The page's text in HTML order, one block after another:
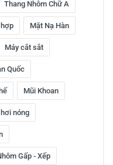
Thang Nhôm Chữ A
Mặt Nạ Hàn
Máy cắt sắt
Quốc
Mũi Khoan
nóng
Gấp - Xếp